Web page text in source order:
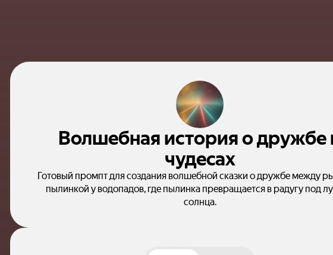
Волшебная история о дружбе
чудесах
Готовый промпт для создания волшебной сказки о дружбе между
пылинкой у водопадов, где пылинка превращается в радугу под
солнца.